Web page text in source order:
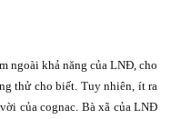
ngoài khả năng của LNĐ, cho
thử cho biết. Tuy nhiên, ít ra
của cognac. Bà xã của LNĐ